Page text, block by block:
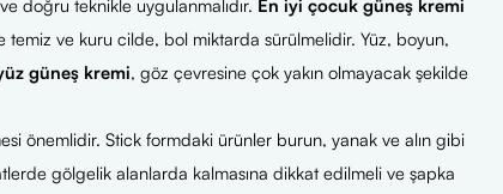
doğru teknikle uygulanmalıdır. En iyi çocuk güneş kremi
temiz ve kuru cilde, bol miktarda sürülmelidir. Yüz, boyun,
güneş kremi, göz çevresine çok yakın olmayacak şekilde
önemlidir. Stick formdaki ürünler burun, yanak ve alın gibi
gölgelik alanlarda kalmasına dikkat edilmeli ve şapka